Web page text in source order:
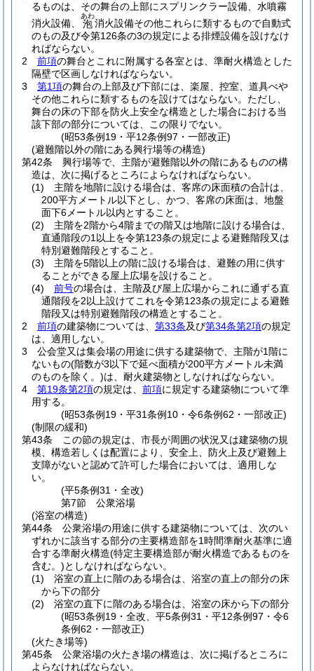
るものは、その舞台の上部にスプリンクラー設備、水噴霧
消火設備、
泡
あわ
消火設備その他これらに類するもので自動式
のもの及び令第126条の3の規定による排煙設備を設けなけ
ればならない。
2
前項の舞台とこれに附属する各室とは、準耐火構造とした
隔壁で区画しなければならない。
3
第1項の舞台の上部及び下部には、楽屋、控室、道具べや
その他これらに類するものを設けてはならない。 ただし、
舞台の床の下部を防火上安全な構造とした場合における当
該下部の部分については、この限りでない。
(昭53条例19・平12条例97・一部改正)
(避難階以外の階にある興行場等の構造)
第42条
興行場等で、主階が避難階以外の階にあるものの構
造は、次に掲げるところによらなければならない。
(1)
主階を地階に設ける場合は、客席の床面積の合計は、
200平方メートル以下とし、かつ、客席の床面は、地盤
面下6メートル以内とすること。
(2)
主階を2階から4階までの階又は地階に設ける場合は、
直通階段の1以上を令第123条の規定による避難階段又は
特別避難階段とすること。
(3)
主階を5階以上の階に設ける場合は、避難の用に供す
ることができる屋上広場を設けること。
(4)
前号の場合は、主階及び屋上広場からこれに通ずる直
通階段を2以上設けてこれを令第123条の規定による避難
階段又は特別避難階段の構造とすること。
2
前項の建築物については、 第33条及び第34条第2項の規定
は、適用しない。
3
公会堂又は集会場の用途に供する建築物で、主階が1階に
ないもの(階数が3以下で延べ面積が200平方メートル未満
のものを除く。)は、耐火建築物としなければならない。
4
第19条第2項の規定は、 前項に規定する建築物について準
用する。
(昭53条例19・平31条例10・令6条例62・一部改正)
(制限の緩和)
第43条
この節の規定は、市長が周囲の状況又は建築物の規
模、構造若しくは配置により、安全上、防火上及び避難上
支障がないと認めて許可した場合においては、適用しな
い。
(平5条例31・全改)
第7節
公衆浴場
(浴室の構造)
第44条
公衆浴場の用途に供する建築物については、次のい
ずれかに該当する部分の主要構造部を1時間準耐火基準に適
合する準耐火構造(特定主要構造部が耐火構造であるものを
含む。)としなければならない。
(1)
浴室の直上に階のある場合は、浴室の直上の部分の床
から下の部分
(2)
浴室の直下に階のある場合は、浴室の床から下の部分
(昭53条例19・全改、平5条例31・平12条例97・令6
条例62・一部改正)
(火たき場等)
第45条
公衆浴場の火たき場の構造は、次に掲げるところに
よらなければならない。